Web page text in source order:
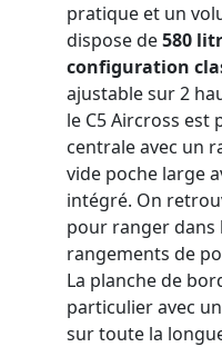
pratique et un
dispose de580
configuration
ajustable sur 2
le C5 Aircross est
centrale avec un
vide poche large
intégré. On
pour ranger dans
rangements de
La planche de
particulier avec
sur toute la